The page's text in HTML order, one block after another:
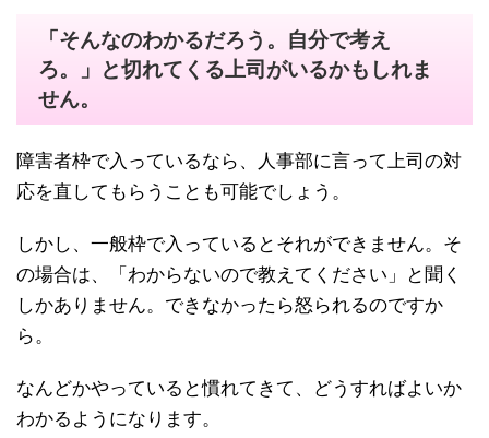
「そんなのわかるだろう。自分で考え
ろ。」と切れてくる上司がいるかもしれま
せん。
障害者枠で入っているなら、人事部に言って上司の対
応を直してもらうことも可能でしょう。
しかし、一般枠で入っているとそれができません。そ
の場合は、「わからないので教えてください」と聞く
しかありません。できなかったら怒られるのですか
ら。
なんどかやっていると慣れてきて、どうすればよいか
わかるようになります。